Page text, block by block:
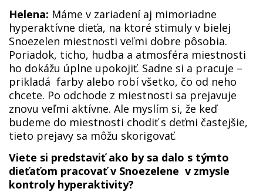
Helena: Máme v zariadení aj mimoriadne
hyperaktívne dieťa, na ktoré stimuly v bielej
Snoezelen miestnosti veľmi dobre pôsobia.
Poriadok, ticho, hudba a atmosféra miestnosti
ho dokážu úplne upokojiť. Sadne si a pracuje –
prikladá farby alebo robí všetko, čo od neho
chcete. Po odchode z miestnosti sa prejavuje
znovu veľmi aktívne. Ale myslím si, že keď
budeme do miestnosti chodiť s deťmi častejšie,
tieto prejavy sa môžu skorigovať.
Viete si predstaviť ako by sa dalo s týmto
dieťaťom pracovať v Snoezelene v zmysle
kontroly hyperaktivity?